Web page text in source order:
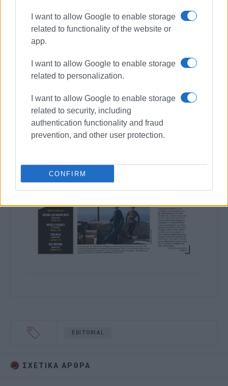
I want to allow Google to enable storage
related to functionality of the website or
app.
I want to allow Google to enable storage
related to personalization.
I want to allow Google to enable storage
related to security, including
authentication functionality and fraud
prevention, and other user protection.
CONFIRM
EDITORIAL
ΣΧΕΤΙΚA AΡΘΡΑ